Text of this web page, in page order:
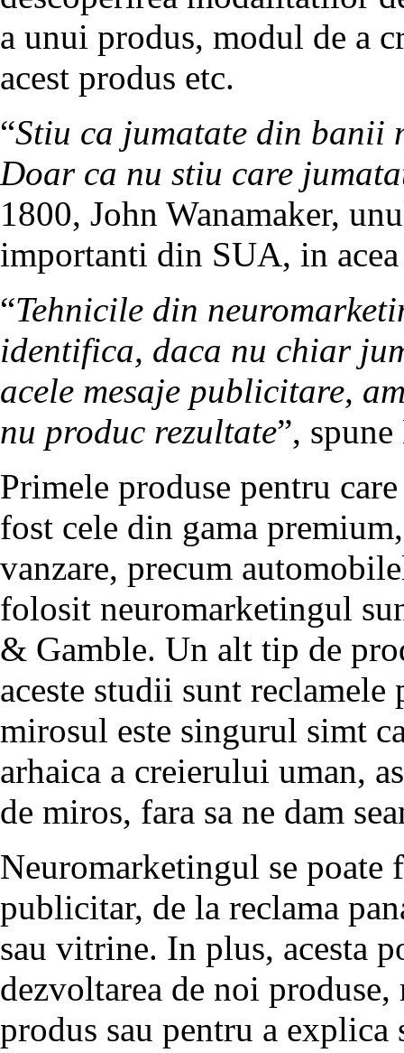
a unui produs, modul de a
acest produs etc.
“Stiu ca jumatate din banii
Doar ca nu stiu care
1800, John Wanamaker,
importanti din SUA, in
“Tehnicile din
identifica, daca nu chiar
acele mesaje publicitare,
nu produc rezultate”,
Primele produse pentru
fost cele din gama
vanzare, precum
folosit neuromarketingul
& Gamble. Un alt tip de
aceste studii sunt
mirosul este singurul simt
arhaica a creierului uman,
de miros, fara sa ne dam
Neuromarketingul se poate
publicitar, de la reclama
sau vitrine. In plus, acesta
dezvoltarea de noi
produs sau pentru a